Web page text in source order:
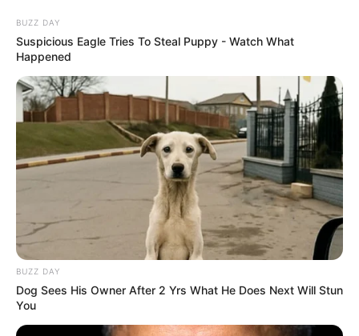
BUZZ DAY
Suspicious Eagle Tries To Steal Puppy - Watch What
Happened
BUZZ DAY
Dog Sees His Owner After 2 Yrs What He Does Next Will Stun
You